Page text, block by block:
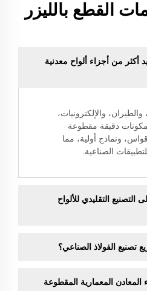
القطع بالليزر
أكثر من أجزاء ألواح معدنية
والإلكترونيات،
مكونات دقيقة مقطوعة
ونماذج أولية، مما
الصناعية.
التصنيع التقليدي للألواح
تصنيع الفولاذ الصناعي؟
المعادن المعمارية المقطوعة